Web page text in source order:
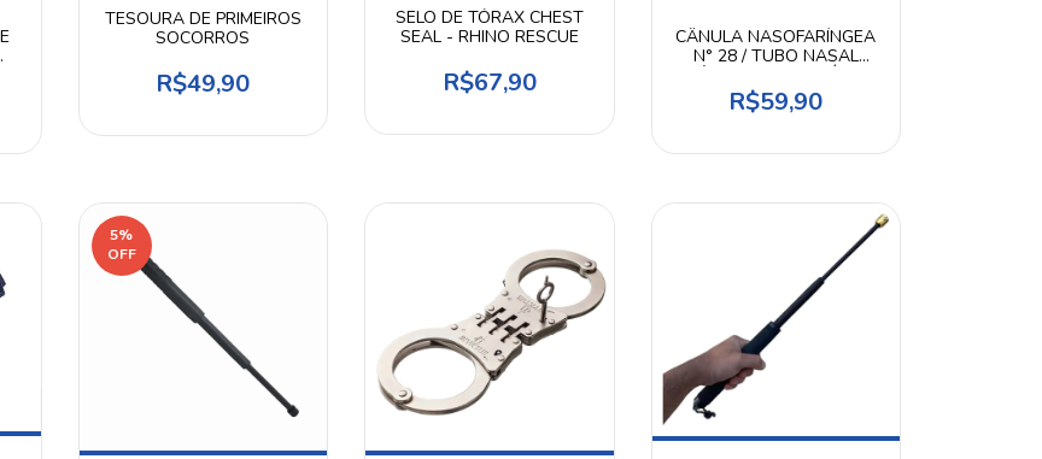
TESOURA DE PRIMEIROS
SOCORROS
R$49,90
SELO DE TÓRAX CHEST
SEAL - RHINO RESCUE
R$67,90
CÂNULA NASOFARÍNGEA
N° 28 / TUBO NASAL
R$59,90
5%
OFF